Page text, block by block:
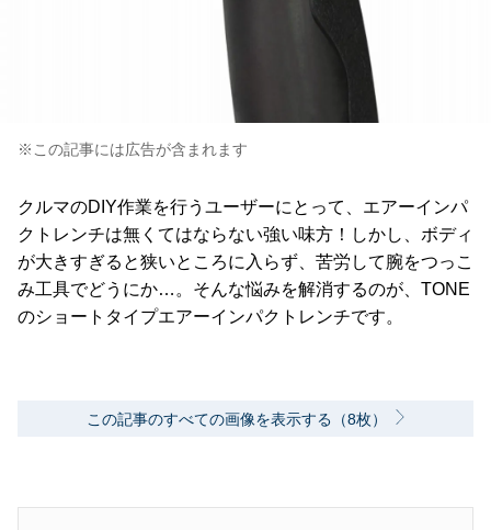
※この記事には広告が含まれます
クルマのDIY作業を行うユーザーにとって、エアーインパ
クトレンチは無くてはならない強い味方！しかし、ボディ
が大きすぎると狭いところに入らず、苦労して腕をつっこ
み工具でどうにか…。そんな悩みを解消するのが、TONE
のショートタイプエアーインパクトレンチです。
この記事のすべての画像を表示する（8枚）